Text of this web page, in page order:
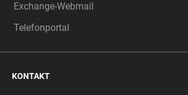
Exchange-Webmail
Telefonportal
KONTAKT